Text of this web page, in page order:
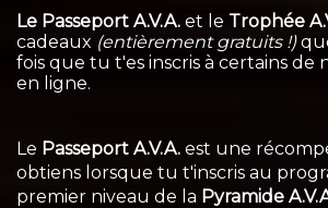
Le Passeport A.V.A. et le Trophée
cadeaux (entièrement gratuits !)
fois que tu t'es inscris à certains de
en ligne.
Le Passeport A.V.A. est une
obtiens lorsque tu t'inscris au
premier niveau de la Pyramide